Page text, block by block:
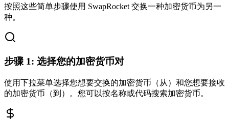
按照这些简单步骤使用 SwapRocket 交换一种加密货币为另一
种。
步骤 1: 选择您的加密货币对
使用下拉菜单选择您想要交换的加密货币（从）和您想要接收
的加密货币（到）。您可以按名称或代码搜索加密货币。